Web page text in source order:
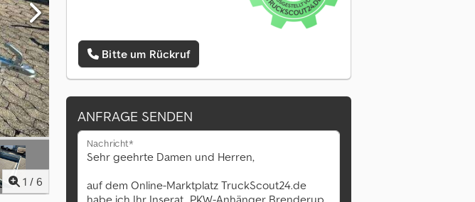
1 / 6
Bitte um Rückruf
ANFRAGE SENDEN
Nachricht*